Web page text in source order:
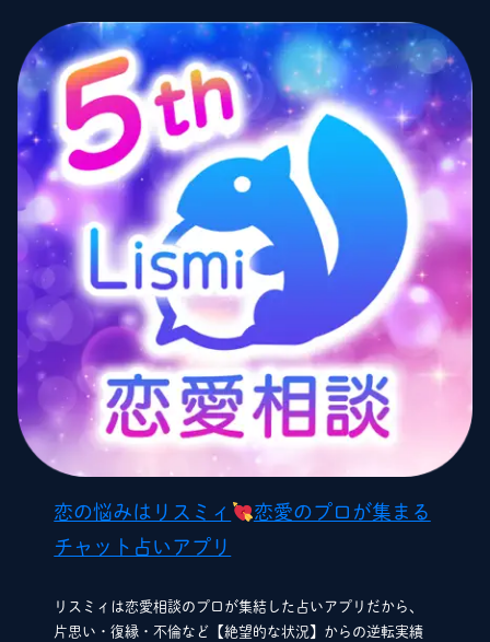
恋の悩みはリスミィ
恋愛のプロが集まる
チャット占いアプリ
リスミィは恋愛相談のプロが集結した占いアプリだから、
片思い・復縁・不倫など【絶望的な状況】からの逆転実績